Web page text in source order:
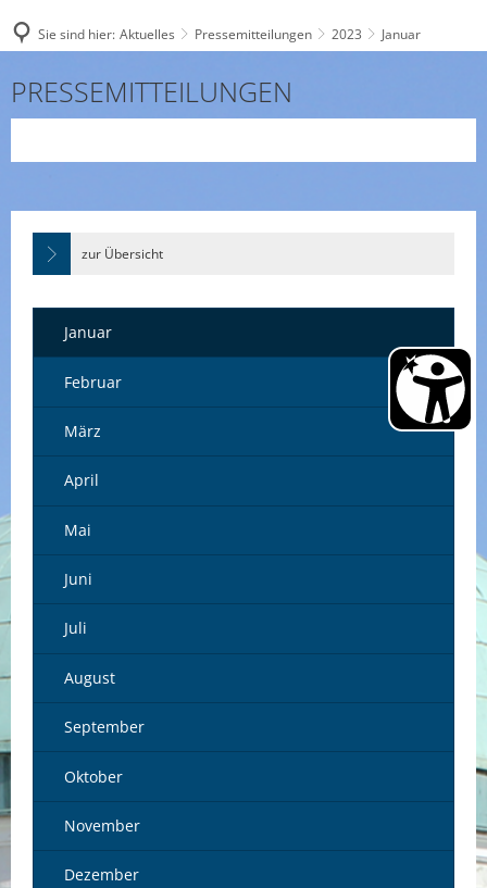
Sie sind hier: Aktuelles Pressemitteilungen 2023 Januar
Januar
PRESSEMITTEILUNGEN
zur Übersicht
Januar
Februar
März
April
Mai
Juni
Juli
August
September
Oktober
November
Dezember